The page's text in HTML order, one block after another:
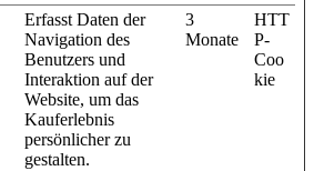
Erfasst Daten der
Navigation des
Benutzers und
Interaktion auf der
Website, um das
Kauferlebnis
persönlicher zu
gestalten.
3
Monate
HTT
P-
Coo
kie